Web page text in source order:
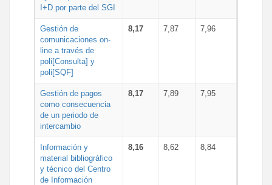
I+D por parte del SGI
Gestión de
comunicaciones on-
line a través de
poli[Consulta] y
poli[SQF]
8,17 7,87 7,96
Gestión de pagos
como consecuencia
de un periodo de
intercambio
8,17 7,89 7,95
Información y
material bibliográfico
y técnico del Centro
de Información
8,16 8,62 8,84